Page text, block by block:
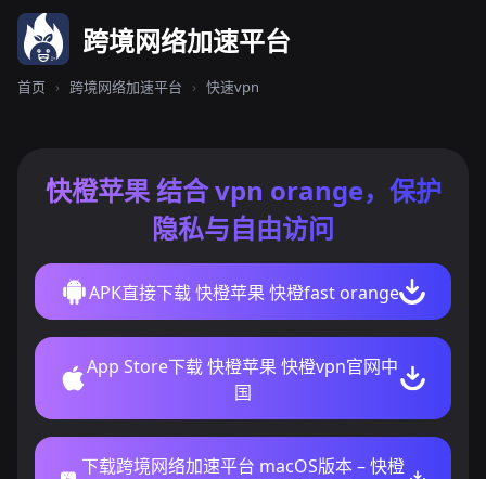
跨境网络加速平台
首页 › 跨境网络加速平台 › 快速vpn
快橙苹果 结合 vpn orange，保护
隐私与自由访问
APK直接下载 快橙苹果 快橙fast orange
App Store下载 快橙苹果 快橙vpn官网中
国
下载跨境网络加速平台 macOS版本 – 快橙